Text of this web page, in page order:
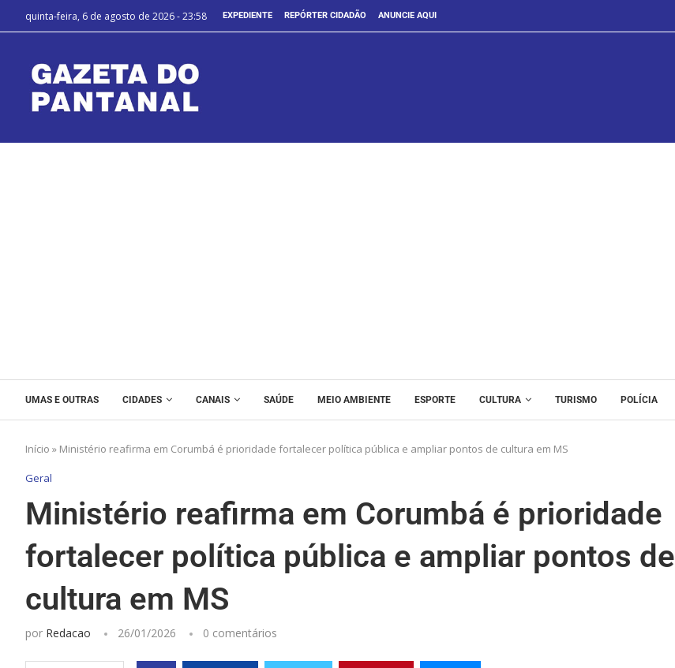
quinta-feira, 6 de agosto de 2026 - 23:58 EXPEDIENTE REPÓRTER CIDADÃO ANUNCIE AQUI
UMAS E OUTRAS CIDADES CANAIS SAÚDE MEIO AMBIENTE ESPORTE CULTURA TURISMO POLÍCIA
Início » Ministério reafirma em Corumbá é prioridade fortalecer política pública e ampliar pontos de cultura em MS
Geral
Ministério reafirma em Corumbá é prioridade
fortalecer política pública e ampliar pontos de
cultura em MS
por Redacao 26/01/2026 0 comentários